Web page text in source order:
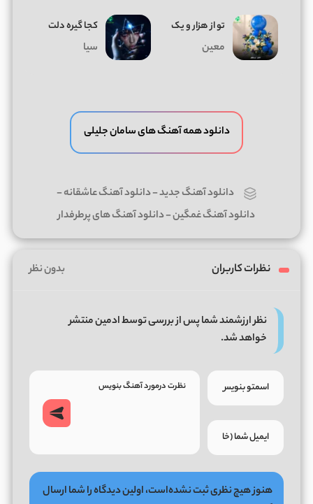
تو از هزار و یک
معین
کجا گیره دلت
سیا
دانلود همه آهنگ های سامان جلیلی
دانلود آهنگ جدید-دانلود آهنگ عاشقانه-
دانلود آهنگ غمگین-دانلود آهنگ های پرطرفدار
نظرات کاربران بدون نظر
نظر ارزشمند شما پس از بررسی توسط ادمین منتشر
خواهد شد.
هنوز هیچ نظری ثبت نشده‌است، اولین دیدگاه را شما ارسال